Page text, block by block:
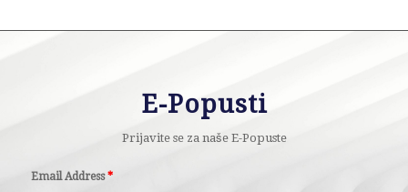
E-Popusti
Prijavite se za naše E-Popuste
Email Address*